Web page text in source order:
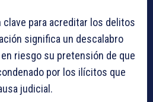
para acreditar los delitos
significa un descalabro
en riesgo su pretensión de que
por los ilícitos que
judicial.